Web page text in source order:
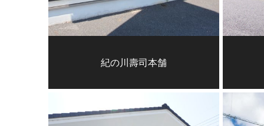
紀の川壽司本舗